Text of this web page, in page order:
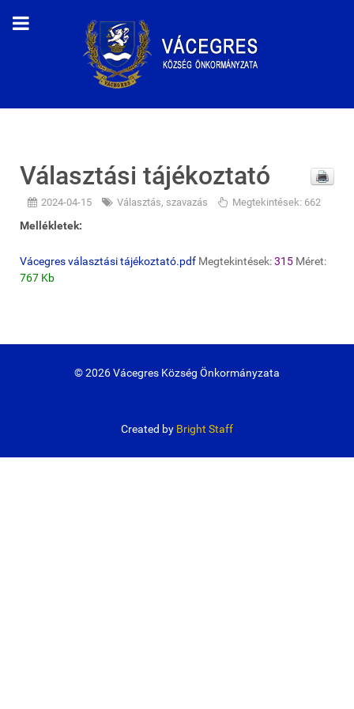
Választási tájékoztató
2024-04-15 Választás, szavazás Megtekintések: 662
Mellékletek:
Vácegres választási tájékoztató.pdf Megtekintések:315 Méret:
767 Kb
© 2026 Vácegres Község Önkormányzata
Created by Bright Staff